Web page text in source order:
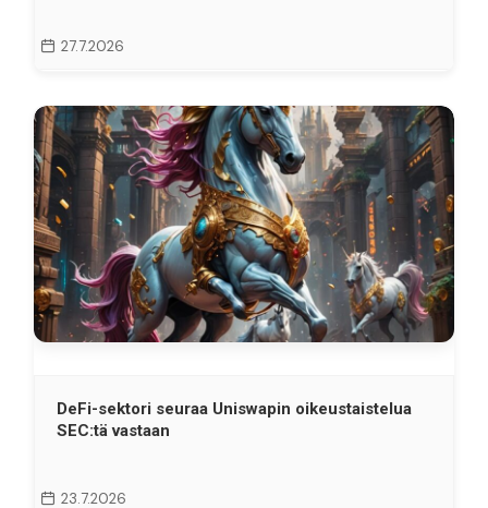
27.7.2026
DeFi-sektori seuraa Uniswapin oikeustaistelua
SEC:tä vastaan
23.7.2026